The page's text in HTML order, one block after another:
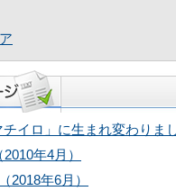
チイロ」に生まれ変わりま
年4月）
2018年6月）